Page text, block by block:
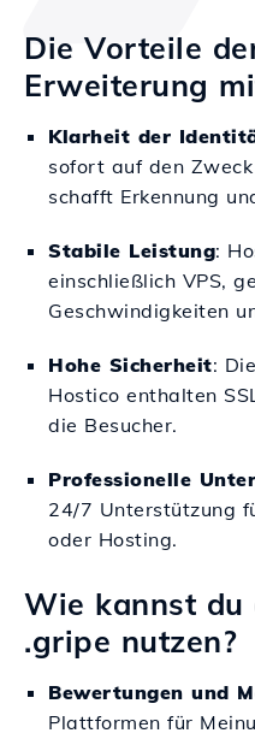
Die Vorteile
Erweiterung
Klarheit der
sofort auf den
schafft Erkennung
Stabile Leistung:
einschließlich VPS,
Geschwindigkeiten
Hohe Sicherheit:
Hostico enthalten
die Besucher.
Professionelle
24/7 Unterstützung
oder Hosting.
Wie kannst du
.gripe nutzen?
Bewertungen und
Plattformen für